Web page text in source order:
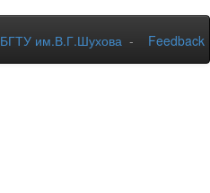
БГТУ им.В.Г.Шухова - Feedback